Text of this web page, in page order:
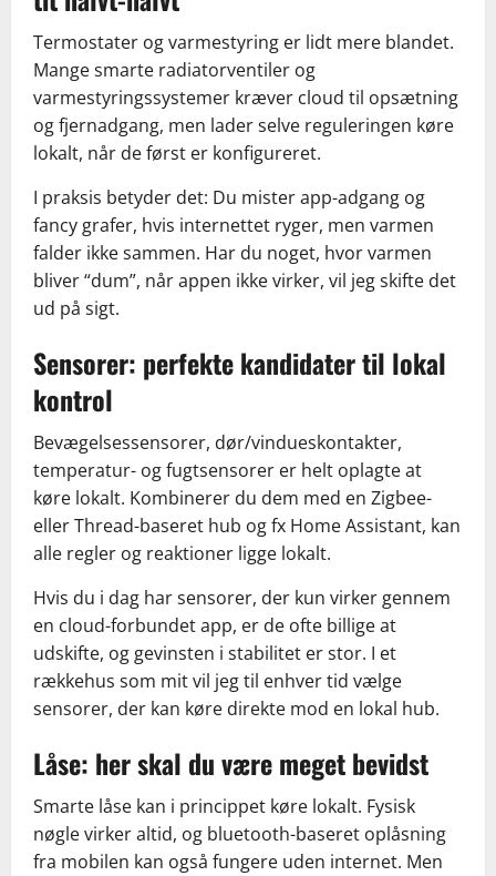
Termostater og varmestyring er lidt mere blandet.
Mange smarte radiatorventiler og
varmestyringssystemer kræver cloud til opsætning
og fjernadgang, men lader selve reguleringen køre
lokalt, når de først er konfigureret.
I praksis betyder det: Du mister app-adgang og
fancy grafer, hvis internettet ryger, men varmen
falder ikke sammen. Har du noget, hvor varmen
bliver “dum”, når appen ikke virker, vil jeg skifte det
ud på sigt.
Sensorer: perfekte kandidater til lokal
kontrol
Bevægelsessensorer, dør/vindueskontakter,
temperatur- og fugtsensorer er helt oplagte at
køre lokalt. Kombinerer du dem med en Zigbee-
eller Thread-baseret hub og fx Home Assistant, kan
alle regler og reaktioner ligge lokalt.
Hvis du i dag har sensorer, der kun virker gennem
en cloud-forbundet app, er de ofte billige at
udskifte, og gevinsten i stabilitet er stor. I et
rækkehus som mit vil jeg til enhver tid vælge
sensorer, der kan køre direkte mod en lokal hub.
Låse: her skal du være meget bevidst
Smarte låse kan i princippet køre lokalt. Fysisk
nøgle virker altid, og bluetooth-baseret oplåsning
fra mobilen kan også fungere uden internet. Men